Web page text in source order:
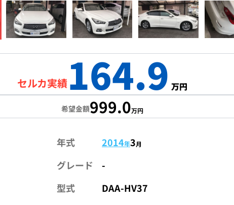
セルカ実績164.9 万円
希望金額999.0万円
年式 2014年3月
グレード
-
型式
DAA-HV37